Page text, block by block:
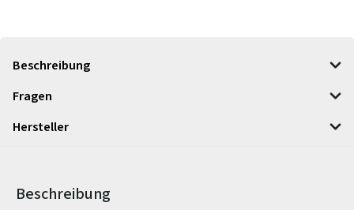
Beschreibung
Fragen
Hersteller
Beschreibung